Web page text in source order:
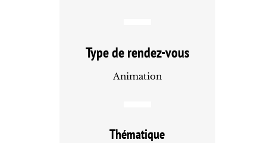
Type de rendez-vous
Animation
Thématique